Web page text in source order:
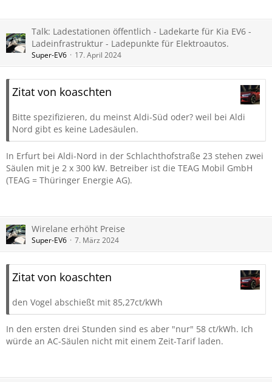
Talk: Ladestationen öffentlich - Ladekarte für Kia EV6 -
Ladeinfrastruktur - Ladepunkte für Elektroautos.
Super-EV6 17. April 2024
Zitat von koaschten
Bitte spezifizieren, du meinst Aldi-Süd oder? weil bei Aldi
Nord gibt es keine Ladesäulen.
In Erfurt bei Aldi-Nord in der Schlachthofstraße 23 stehen zwei
Säulen mit je 2 x 300 kW. Betreiber ist die TEAG Mobil GmbH
(TEAG = Thüringer Energie AG).
Wirelane erhöht Preise
Super-EV6 7. März 2024
Zitat von koaschten
den Vogel abschießt mit 85,27ct/kWh
In den ersten drei Stunden sind es aber "nur" 58 ct/kWh. Ich
würde an AC-Säulen nicht mit einem Zeit-Tarif laden.